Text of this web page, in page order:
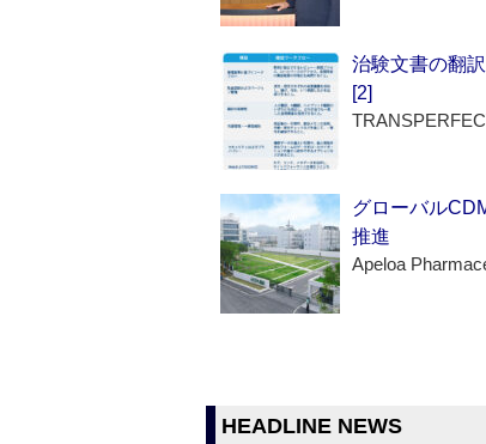
治験文書の翻
[2]
グローバル
推進
Apeloa
HEADLINE NEWS